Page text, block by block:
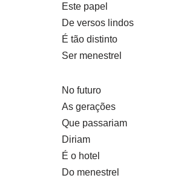
Este papel
De versos lindos
É tão distinto
Ser menestrel
No futuro
As gerações
Que passariam
Diriam
É o hotel
Do menestrel